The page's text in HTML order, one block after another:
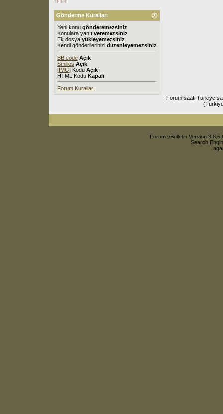
Gönderme Kuralları
Yeni konu gönderemezsiniz
Konulara yanıt veremezsiniz
Ek dosya yükleyemezsiniz
Kendi gönderilerinizi düzenleyemezsiniz
BB code Açık
Smilies Açık
[IMG] Kodu Açık
HTML Kodu Kapalı
Forum Kuralları
Forum saati Türkiye
Forum vBulletin Version
Search